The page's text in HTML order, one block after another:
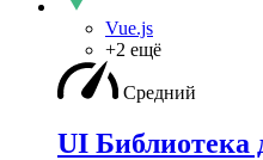
Vue.js
+2 ещё
Средний
UI Библиотека